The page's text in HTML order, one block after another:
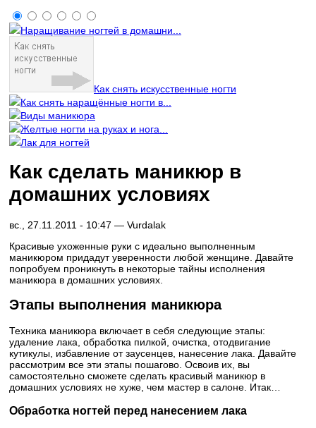
Наращивание ногтей в домашни...
Как снять искусственные ногти
Как снять наращённые ногти в...
Виды маникюра
Желтые ногти на руках и нога...
Лак для ногтей
Как сделать маникюр в
домашних условиях
вс., 27.11.2011 - 10:47 — Vurdalak
Красивые ухоженные руки с идеально выполненным
маникюром придадут уверенности любой женщине. Давайте
попробуем проникнуть в некоторые тайны исполнения
маникюра в домашних условиях.
Этапы выполнения маникюра
Техника маникюра включает в себя следующие этапы:
удаление лака, обработка пилкой, очистка, отодвигание
кутикулы, избавление от заусенцев, нанесение лака. Давайте
рассмотрим все эти этапы пошагово. Освоив их, вы
самостоятельно сможете сделать красивый маникюр в
домашних условиях не хуже, чем мастер в салоне. Итак…
Обработка ногтей перед нанесением лака